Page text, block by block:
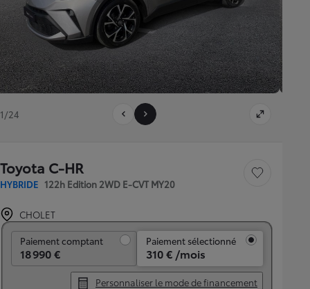
1/24
Toyota C-HR
HYBRIDE 122h Edition 2WD E-CVT MY20
Sauvegarder le
CHOLET
Paiement comptant
18 990 €
Paiement sélectionné
310 € /mois
Personnaliser le mode de financement